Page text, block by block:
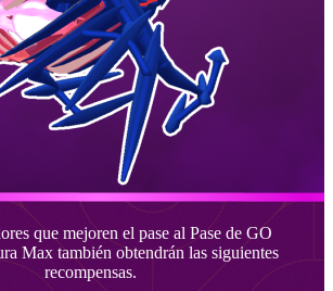
que mejoren el pase al Pase de GO
Max también obtendrán las siguientes
recompensas.